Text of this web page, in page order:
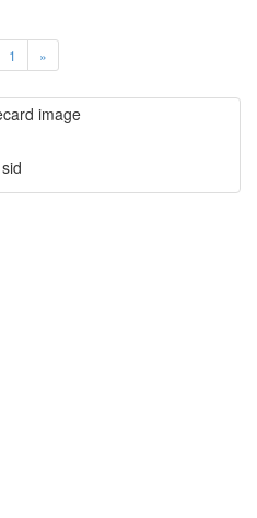
1 »
sid